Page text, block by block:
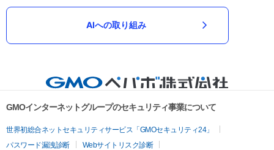
AIへの取り組み
GMOインターネットグループのセキュリティ事業について
世界初総合ネットセキュリティサービス「GMOセキュリティ24」
パスワード漏洩診断
Webサイトリスク診断